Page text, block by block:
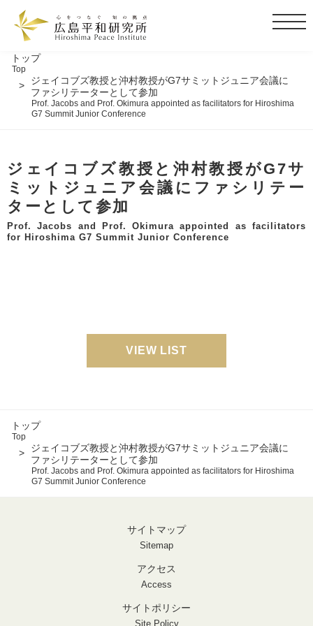
t
e
g
t
トップ
Top
ジェイコブズ教授と沖村教授がG7サミットジュニア会議に
ファシリテーターとして参加
Prof. Jacobs and Prof. Okimura appointed as facilitators for Hiroshima
G7 Summit Junior Conference
ジェイコブズ教授と沖村教授がG7サ
ミットジュニア会議にファシリテー
ターとして参加
Prof. Jacobs and Prof. Okimura appointed as facilitators
for Hiroshima G7 Summit Junior Conference
VIEW LIST
トップ
Top
ジェイコブズ教授と沖村教授がG7サミットジュニア会議に
ファシリテーターとして参加
Prof. Jacobs and Prof. Okimura appointed as facilitators for Hiroshima
G7 Summit Junior Conference
サイトマップ
Sitemap
アクセス
Access
サイトポリシー
Site Policy